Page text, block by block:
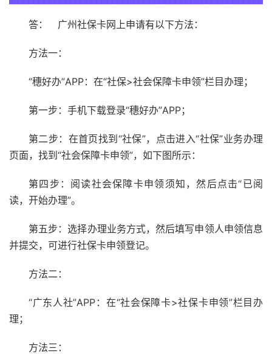
答： 广州社保卡网上申请有以下方法：
方法一：
“穗好办”APP：在“社保>社会保障卡申领”栏目办理；
第一步：手机下载登录“穗好办”APP；
第二步：在首页找到“社保”，点击进入“社保”业务办理
页面，找到“社会保障卡申领”，如下图所示：
第四步：阅读社会保障卡申领须知，然后点击“已阅
读，开始办理”。
第五步：选择办理业务方式，然后填写申领人申领信息
并提交，可进行社保卡申领登记。
方法二：
“广东人社”APP：在“社会保障卡>社保卡申领”栏目办
理；
方法三：